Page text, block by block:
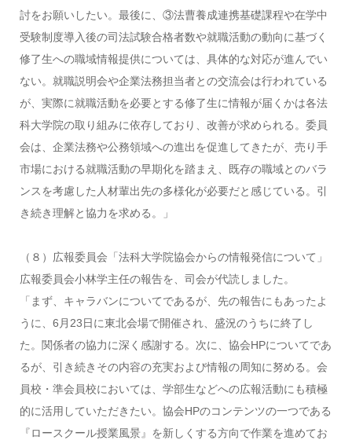
討をお願いしたい。最後に、③法曹養成連携基礎課程や在学中
受験制度導入後の司法試験合格者数や就職活動の動向に基づく
修了生への職域情報提供については、具体的な対応が進んでい
ない。就職説明会や企業法務担当者との交流会は行われている
が、実際に就職活動を必要とする修了生に情報が届くかは各法
科大学院の取り組みに依存しており、改善が求められる。委員
会は、企業法務や公務領域への進出を促進してきたが、売り手
市場における就職活動の早期化を踏まえ、既存の職域とのバラ
ンスを考慮した人材輩出先の多様化が必要だと感じている。引
き続き理解と協力を求める。」
（８）広報委員会「法科大学院協会からの情報発信について」
広報委員会小林学主任の報告を、司会が代読しました。
「まず、キャラバンについてであるが、先の報告にもあったよ
うに、6月23日に東北会場で開催され、盛況のうちに終了し
た。関係者の協力に深く感謝する。次に、協会HPについてであ
るが、引き続きその内容の充実および情報の周知に努める。会
員校・準会員校においては、学部生などへの広報活動にも積極
的に活用していただきたい。協会HPのコンテンツの一つである
『ロースクール授業風景』を新しくする方向で作業を進めてお